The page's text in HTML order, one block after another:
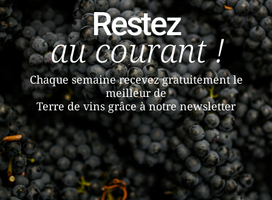
Restez
au courant !
Chaque semaine recevez gratuitement le
meilleur de
Terre de vins grâce à notre newsletter